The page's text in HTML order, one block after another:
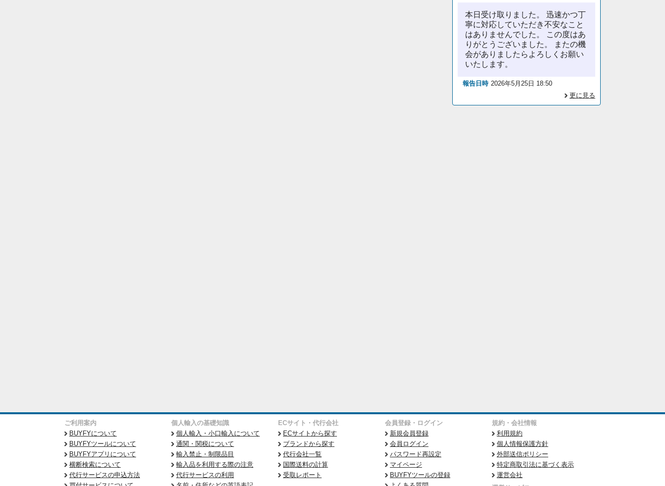
本日受け取りました。 迅速かつ丁
寧に対応していただき不安なこと
はありませんでした。 この度はあ
りがとうございました。 またの機
会がありましたらよろしくお願い
いたします。
報告日時 2026年5月25日 18:50
更に見る
ご利用案内
BUYFYについて
BUYFYツールについて
BUYFYアプリについて
横断検索について
代行サービスの申込方法
個人輸入の基礎知識
個人輸入・小口輸入について
通関・関税について
輸入禁止・制限品目
輸入品を利用する際の注意
代行サービスの利用
ECサイト・代行会社
ECサイトから探す
ブランドから探す
代行会社一覧
国際送料の計算
受取レポート
会員登録・ログイン
新規会員登録
会員ログイン
パスワード再設定
マイページ
BUYFYツールの登録
規約・会社情報
利用規約
個人情報保護方針
外部送信ポリシー
特定商取引法に基づく表示
運営会社